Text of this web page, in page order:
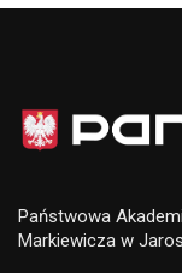
Państwowa
Markiewicza w